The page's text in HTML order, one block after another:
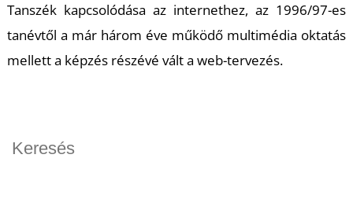
Tanszék kapcsolódása az internethez, az 1996/97-es
tanévtől a már három éve működő multimédia oktatás
mellett a képzés részévé vált a web-tervezés.